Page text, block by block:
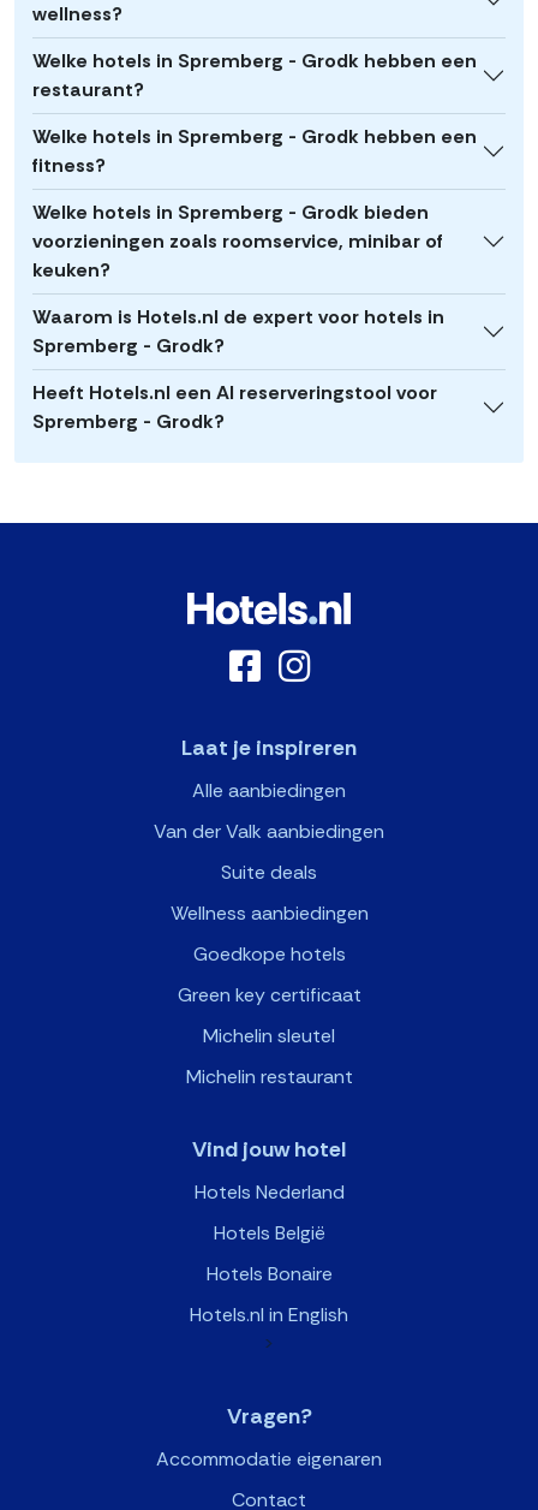
wellness?
Welke hotels in Spremberg - Grodk hebben een
restaurant?
Welke hotels in Spremberg - Grodk hebben een
fitness?
Welke hotels in Spremberg - Grodk bieden
voorzieningen zoals roomservice, minibar of
keuken?
Waarom is Hotels.nl de expert voor hotels in
Spremberg - Grodk?
Heeft Hotels.nl een AI reserveringstool voor
Spremberg - Grodk?
Laat je inspireren
Alle aanbiedingen
Van der Valk aanbiedingen
Suite deals
Wellness aanbiedingen
Goedkope hotels
Green key certificaat
Michelin sleutel
Michelin restaurant
Vind jouw hotel
Hotels Nederland
Hotels België
Hotels Bonaire
Hotels.nl in English
>
Vragen?
Accommodatie eigenaren
Contact